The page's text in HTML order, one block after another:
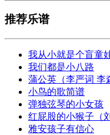
推荐乐谱
我从小就是个盲童
我们都是小八路
蒲公英（李严词 李
小鸟的歌简谱
弹独弦琴的小女孩
红屁股的小猴子（
雅安孩子有信心